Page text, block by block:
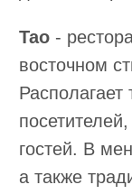
Tao -
восточном
Располагает
гостей. В
а также